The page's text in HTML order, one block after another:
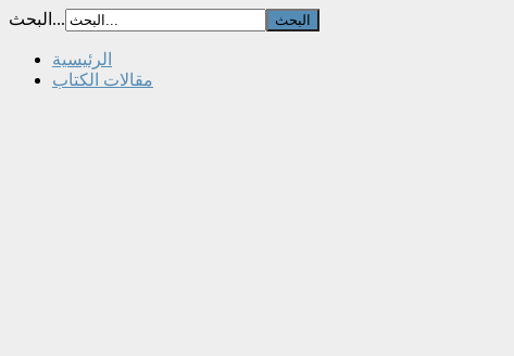
البحث...
الرئيسية
مقالات الكتاب